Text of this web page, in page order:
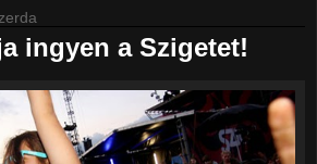
ingyen a Szigetet!